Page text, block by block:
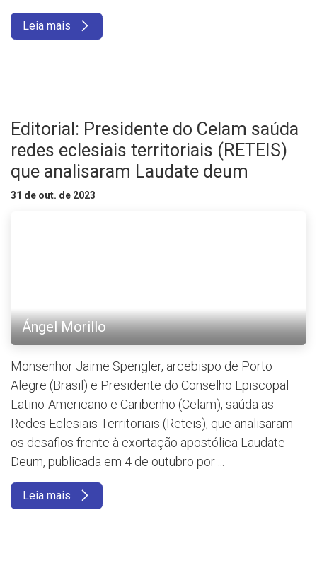
Leia mais
Editorial: Presidente do Celam saúda
redes eclesiais territoriais (RETEIS)
que analisaram Laudate deum
31 de out. de 2023
Ángel Morillo
Monsenhor Jaime Spengler, arcebispo de Porto
Alegre (Brasil) e Presidente do Conselho Episcopal
Latino-Americano e Caribenho (Celam), saúda as
Redes Eclesiais Territoriais (Reteis), que analisaram
os desafios frente à exortação apostólica Laudate
Deum, publicada em 4 de outubro por ...
Leia mais